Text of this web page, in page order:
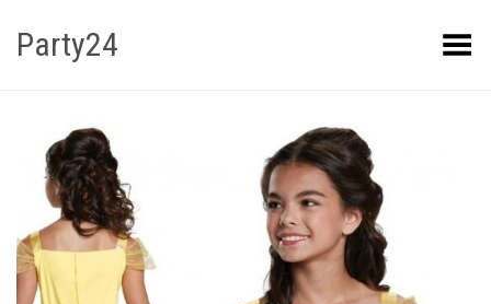
Party24 Kuva menüü